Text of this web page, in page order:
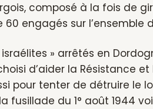
composé à la fois de
engagés sur l’ensemble
israélites » arrêtés en
d’aider la Résistance
pour tenter de détruire le
fusillade du 1° août 1944